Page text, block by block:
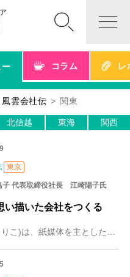
コラム レ
風雲会社伝 関東
北信越 東海 関西
東京
子 代表取締役社長 江崎陽子氏
い描いた会社をつくる